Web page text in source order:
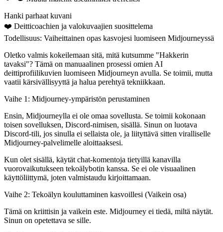
Hanki parhaat kuvani
❤️ Deitticoachien ja valokuvaajien suosittelema
Todellisuus: Vaiheittainen opas kasvojesi luomiseen Midjourneyssä
Oletko valmis kokeilemaan sitä, mitä kutsumme "Hakkerin
tavaksi"? Tämä on manuaalinen prosessi omien AI
deittiprofiilikuvien luomiseen Midjourneyn avulla. Se toimii, mutta
vaatii kärsivällisyyttä ja halua perehtyä tekniikkaan.
Vaihe 1: Midjourney-ympäristön perustaminen
Ensin, Midjourneylla ei ole omaa sovellusta. Se toimii kokonaan
toisen sovelluksen, Discord-nimisen, sisällä. Sinun on luotava
Discord-tili, jos sinulla ei sellaista ole, ja liityttävä sitten viralliselle
Midjourney-palvelimelle aloittaaksesi.
Kun olet sisällä, käytät chat-komentoja tietyillä kanavilla
vuorovaikutukseen tekoälybotin kanssa. Se ei ole visuaalinen
käyttöliittymä, joten valmistaudu kirjoittamaan.
Vaihe 2: Tekoälyn kouluttaminen kasvoillesi (Vaikein osa)
Tämä on kriittisin ja vaikein este. Midjourney ei tiedä, miltä näytät.
Sinun on opetettava se sille.